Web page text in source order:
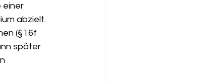
einer
abzielt.
(§ 16f
später